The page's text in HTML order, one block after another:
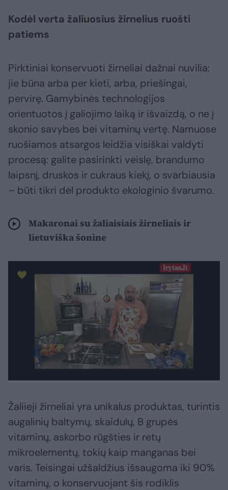
Kodėl verta žaliuosius žirnelius ruošti
patiems
Pirktiniai konservuoti žirneliai dažnai nuvilia:
jie būna arba per kieti, arba, priešingai,
pervirę. Gamybinės technologijos
orientuotos į galiojimo laiką ir išvaizdą, o ne į
skonio savybes bei vitaminų vertę. Namuose
ruošiamos atsargos leidžia visiškai valdyti
procesą: galite pasirinkti veislę, brandumo
laipsnį, druskos ir cukraus kiekį, o svarbiausia
– būti tikri dėl produkto ekologinio švarumo.
Makaronai su žaliaisiais žirneliais ir
lietuviška šonine
Žaliieji žirneliai yra unikalus produktas, turintis
augalinių baltymų, skaidulų, B grupės
vitaminų, askorbo rūgšties ir retų
mikroelementų, tokių kaip manganas bei
varis. Teisingai užšaldžius išsaugoma iki 90%
vitaminų, o konservuojant šis rodiklis